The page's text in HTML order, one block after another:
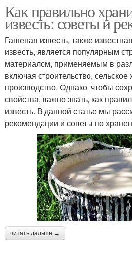
Как правильно
известь: советы и
Гашеная известь, также
известь, является популярным
материалом, применяемым в
включая строительство, сельское
производство. Однако, чтобы
свойства, важно знать, как
известь. В данной статье мы
рекомендации и советы по
читать дальше →